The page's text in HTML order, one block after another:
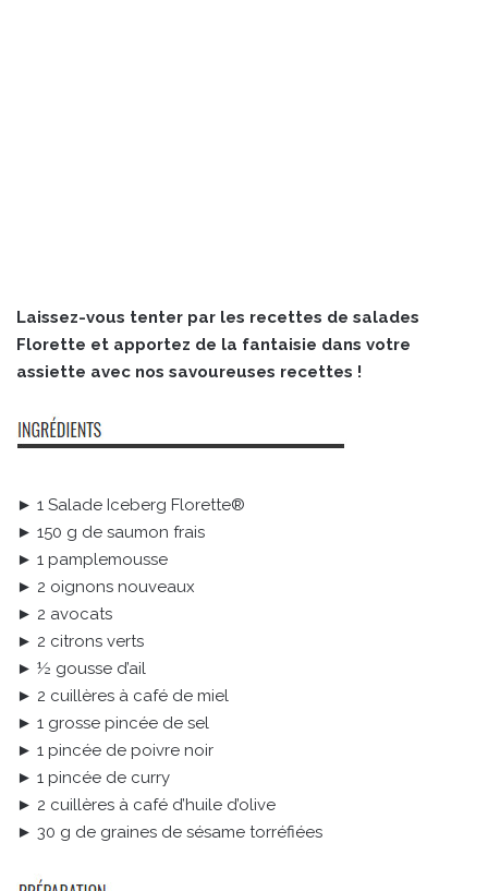
Laissez-vous tenter par les recettes de salades
Florette et apportez de la fantaisie dans votre
assiette avec nos savoureuses recettes !
► 1 Salade Iceberg Florette®
► 150 g de saumon frais
► 1 pamplemousse
► 2 oignons nouveaux
► 2 avocats
► 2 citrons verts
► ½ gousse d’ail
► 2 cuillères à café de miel
► 1 grosse pincée de sel
► 1 pincée de poivre noir
► 1 pincée de curry
► 2 cuillères à café d’huile d’olive
► 30 g de graines de sésame torréfiées